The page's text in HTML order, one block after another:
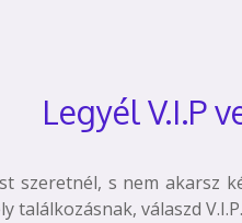
Legyél V.I.P
szeretnél, s nem akarsz
találkozásnak, válaszd